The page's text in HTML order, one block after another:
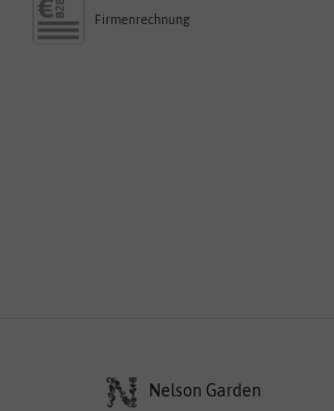
Firmenrechnung
Nelson Garden